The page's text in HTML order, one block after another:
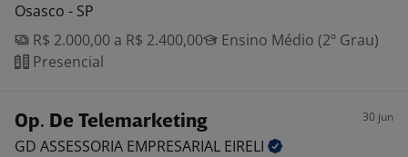
Osasco - SP
R$ 2.000,00 a R$ 2.400,00
Ensino Médio (2º Grau)
Presencial
Op. De Telemarketing 30 jun
GD ASSESSORIA EMPRESARIAL EIRELI